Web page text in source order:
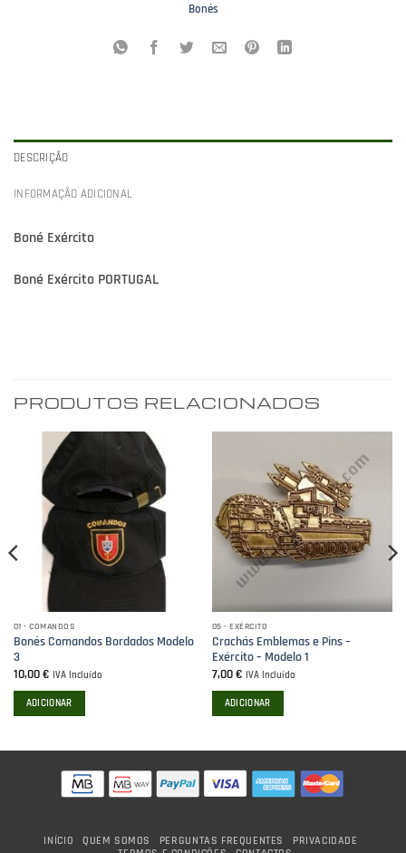
Bonés
DESCRIÇÃO
INFORMAÇÃO ADICIONAL
Boné Exército
Boné Exército PORTUGAL
PRODUTOS RELACIONADOS
01 - COMANDOS
Bonés Comandos Bordados Modelo
3
10,00€ IVA Incluído
ADICIONAR
05 - EXÉRCITO
Crachás Emblemas e Pins –
Exército – Modelo 1
7,00€ IVA Incluído
ADICIONAR
INÍCIO QUEM SOMOS PERGUNTAS FREQUENTES
PRIVACIDADE